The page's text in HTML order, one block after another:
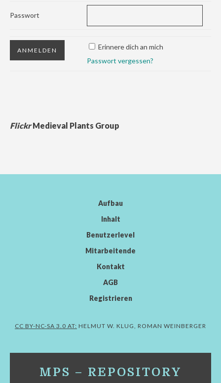
Passwort
Erinnere dich an mich
Passwort vergessen?
FlickrMedieval Plants Group
Aufbau
Inhalt
Benutzerlevel
Mitarbeitende
Kontakt
AGB
Registrieren
CC BY-NC-SA 3.0 AT: HELMUT W. KLUG, ROMAN WEINBERGER
MPS – REPOSITORY